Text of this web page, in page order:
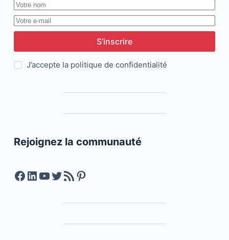
S’inscrire
J’accepte la politique de confidentialité
Rejoignez la communauté
Facebook
LinkedIn
YouTube
Twitter
Feed RSSPinterest